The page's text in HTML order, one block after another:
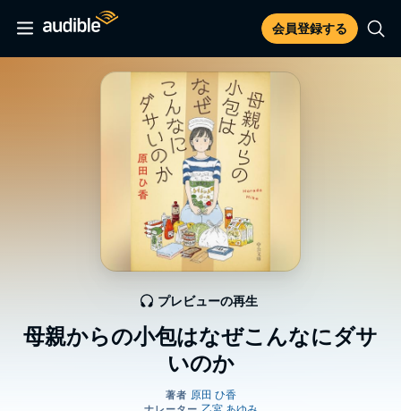
会員登録する
母親からの小包はなぜこんなにダサ
いのか
プレビューの再生